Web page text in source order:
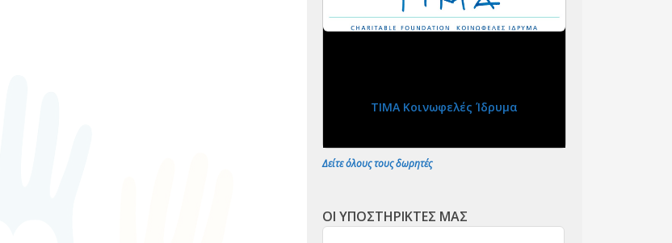
ΤΙΜΑ Κοινωφελές Ίδρυμα
Δείτε όλους τους δωρητές
ΟΙ ΥΠΟΣΤΗΡΙΚΤΕΣ ΜΑΣ